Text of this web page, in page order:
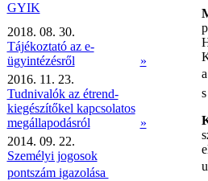
GYIK
2018. 08. 30.
Tájékoztató az e-
ügyintézésről
»
2016. 11. 23.
Tudnivalók az étrend-
kiegészítőkel kapcsolatos
megállapodásról
»
2014. 09. 22.
Személyi jogosok
pontszám igazolása 